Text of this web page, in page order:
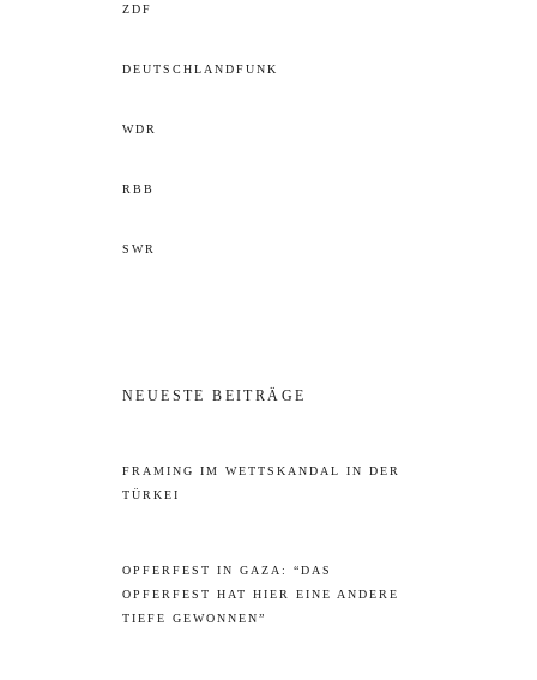
ZDF
DEUTSCHLANDFUNK
WDR
RBB
SWR
NEUESTE BEITRÄGE
FRAMING IM WETTSKANDAL IN DER
TÜRKEI
OPFERFEST IN GAZA: “DAS
OPFERFEST HAT HIER EINE ANDERE
TIEFE GEWONNEN”